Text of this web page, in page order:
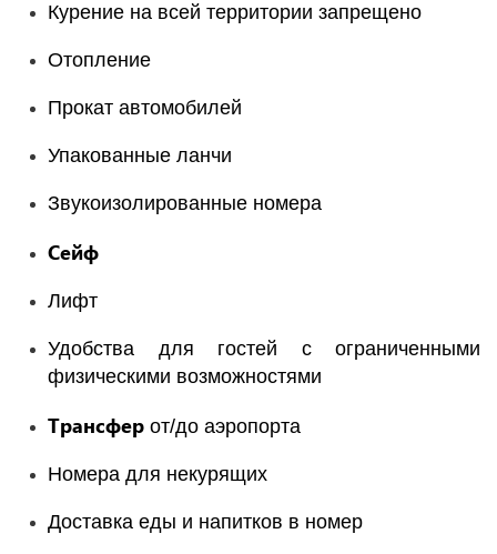
Курение на всей территории запрещено
Отопление
Прокат автомобилей
Упакованные ланчи
Звукоизолированные номера
Сейф
Лифт
Удобства для гостей с ограниченными
физическими возможностями
Трансфер от/до аэропорта
Номера для некурящих
Доставка еды и напитков в номер